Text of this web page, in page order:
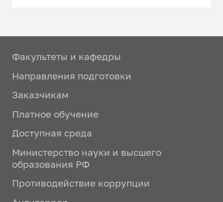
Факультеты и кафедры
Направления подготовки
Заказчикам
Платное обучение
Доступная среда
Министерство науки и высшего
образования РФ
Противодействие коррупции